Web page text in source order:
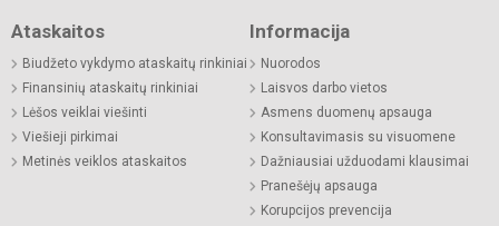
Ataskaitos
Biudžeto vykdymo ataskaitų rinkiniai
Finansinių ataskaitų rinkiniai
Lėšos veiklai viešinti
Viešieji pirkimai
Metinės veiklos ataskaitos
Informacija
Nuorodos
Laisvos darbo vietos
Asmens duomenų apsauga
Konsultavimasis su visuomene
Dažniausiai užduodami klausimai
Pranešėjų apsauga
Korupcijos prevencija